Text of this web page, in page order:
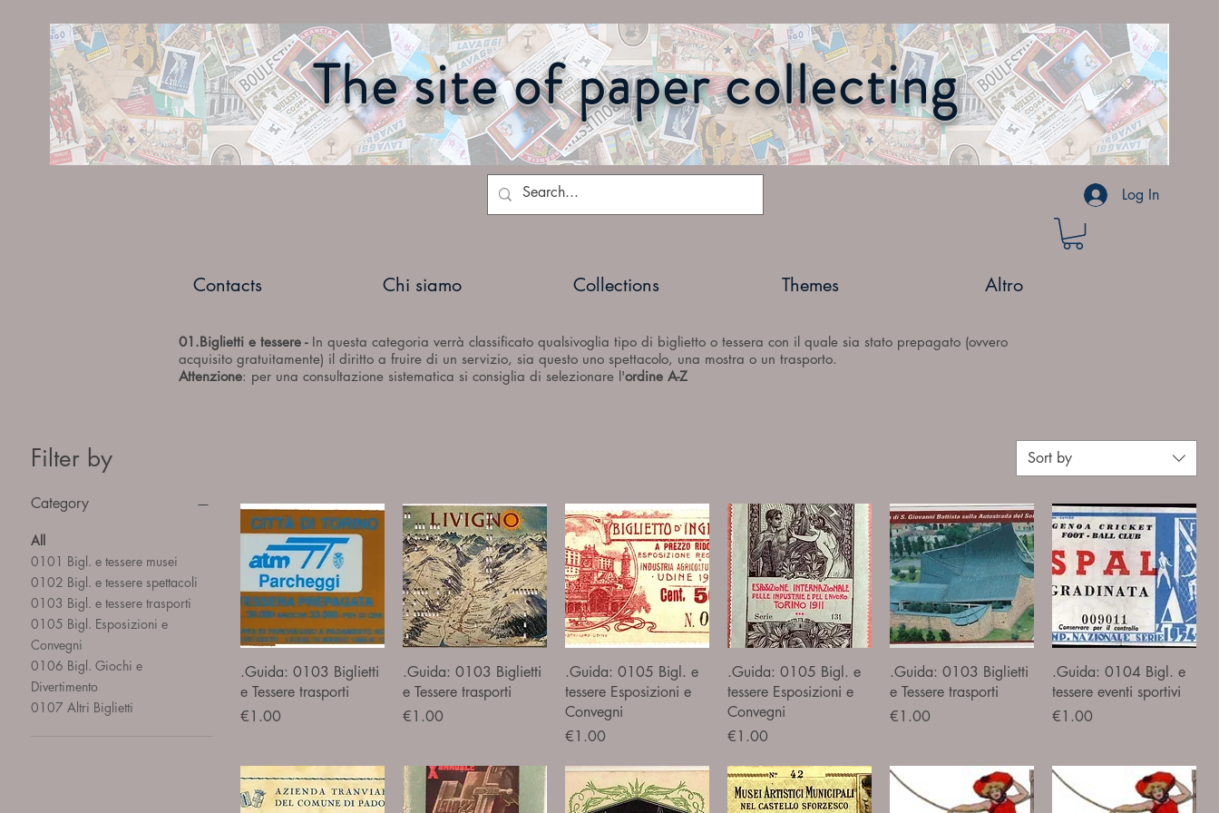
The site of paper collecting
Log In
01.Biglietti e tessere - In questa categoria verrà classificato qualsivoglia tipo di biglietto o tessera con il quale sia stato prepagato (ovvero
acquisito gratuitamente) il diritto a fruire di un servizio, sia questo uno spettacolo, una mostra o un trasporto.
Attenzione: per una consultazione sistematica si consiglia di selezionare l'ordine A-Z
Filter by
Category
All
0101 Bigl. e tessere musei
0102 Bigl. e tessere spettacoli
0103 Bigl. e tessere trasporti
0105 Bigl. Esposizioni e
Convegni
0106 Bigl. Giochi e
Divertimento
0107 Altri Biglietti
Sort by
Quick View
.Guida: 0103 Biglietti
e Tessere trasporti
Price
€1.00
Quick View
.Guida: 0103 Biglietti
e Tessere trasporti
Price
€1.00
Quick View
.Guida: 0105 Bigl. e
tessere Esposizioni e
Convegni
Price
€1.00
Quick View
.Guida: 0105 Bigl. e
tessere Esposizioni e
Convegni
Price
€1.00
Quick View
.Guida: 0103 Biglietti
e Tessere trasporti
Price
€1.00
Quick View
.Guida: 0104 Bigl. e
tessere eventi sportivi
Price
€1.00
Contacts Chi siamo Collections Themes Altro